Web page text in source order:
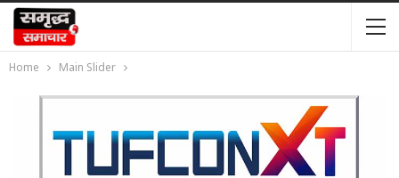
Home Main Slider